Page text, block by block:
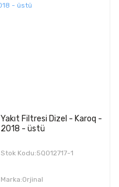
Yakıt Filtresi Dizel - Karoq -
2018 - üstü
Stok Kodu:5Q012717-1
Marka:Orjinal